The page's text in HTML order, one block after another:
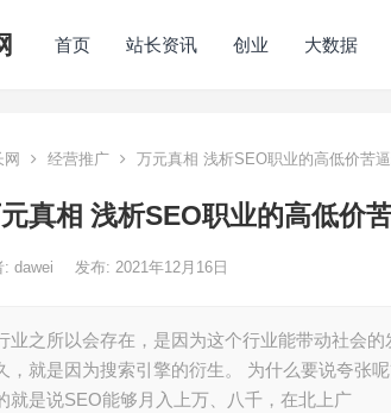
首页 站长资讯 创业 大数据
网 经营推广 万元真相 浅析SEO职业的高低价苦
真相 浅析SEO职业的高低价
: dawei 发布: 2021年12月16日
业之所以会存在，是因为这个行业能带动社会
，就是因为搜索引擎的衍生。 为什么要说夸张
就是说SEO能够月入上万、八千，在北上广